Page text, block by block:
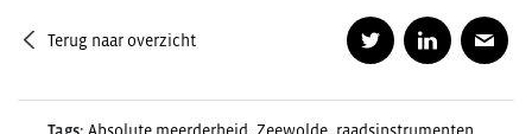
Terug naar overzicht